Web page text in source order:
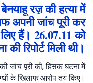
रज़ की हत्या में
अपनी जांच पूरी कर
हैं। 26.07.11 को
रिपोर्ट मिली थी।
जांच पूरी की, हिंसक घटना में
के खिलाफ आरोप तय किए।